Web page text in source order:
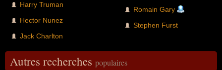
Harry Truman
Hector Nunez
Jack Charlton
Romain Gary
Stephen Furst
Autres recherches populaires